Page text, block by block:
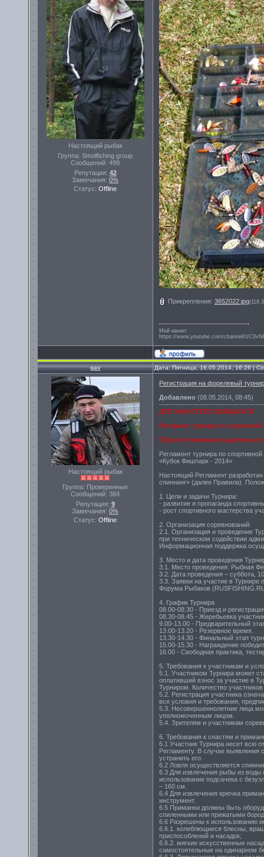
Настоящий рыбак
Группа: Smolfishing group
Сообщений: 499
Репутация: 42
Замечания: 0%
Статус: Offline
Прикрепления: 3652022.jpg
Мой канал:
https://www.youtube.com/channel/
gav Дата: Пятница, 16.05.2014, 16:26 |
Настоящий рыбак
Группа: Проверенные
Сообщений: 384
Репутация: 9
Замечания: 0%
Статус: Offline
Регистрация на форелевый
Добавлено (08.05.2014, 08:45)
ДЛЯ ЗАИНТЕРЕСОВАВШИХСЯ
Регламент турнира по
Обратите внимание выделенные
Регламент турнира по
«Кубок Фишпарк - 2014»
Настоящий Регламент
спиннинг» (далее Правила).
1. Цели и задачи Турнира:
- развитие и пропаганда
- рост спортивного мастерства
2. Организация соревнований:
2.1. Организация и проведение
при техническом содействии
Информационная поддержка
3. Место и дата проведения
3.1. Место проведения: Рыбная
3.2. Дата проведения – суббота,
3.3. Заявки на участие в Турнире
Форума Рыбаков
4. График Турнира
08.00-08.30 - Приезд и
08.30-08.45 - Жеребьевка
9.00-13.00 - Предварительный
13.00-13.20 - Резервное время.
13.30-14.30 - Финальный этап
15.00-15.30 - Награждение
16.00 - Свободная практика,
5. Требования к участникам и
5.1. Участником Турнира может
оплативший взнос за участие в
Турниром. Количество
5.2. Регистрация участника
все условия и требования,
5.3. Несовершеннолетние лица
уполномоченным лицом.
5.4. Зрителям и участникам
6. Требования к снастям и
6.1 Участник Турнира несет всю
Регламенту. В случае выявления
устранить его.
6.2 Ловля осуществляется
6.3 Для извлечения рыбы из воды
использование подсачека с
– 160 см.
6.4 Для извлечения крючка
инструмент.
6.5 Приманки должны быть
спиленными или прижатыми
6.6 Разрешены к использованию
6.6.1. колеблющиеся блесны,
приспособлений и насадок;
6.6.2. мягкие искусственные
самостоятельные на одинарном